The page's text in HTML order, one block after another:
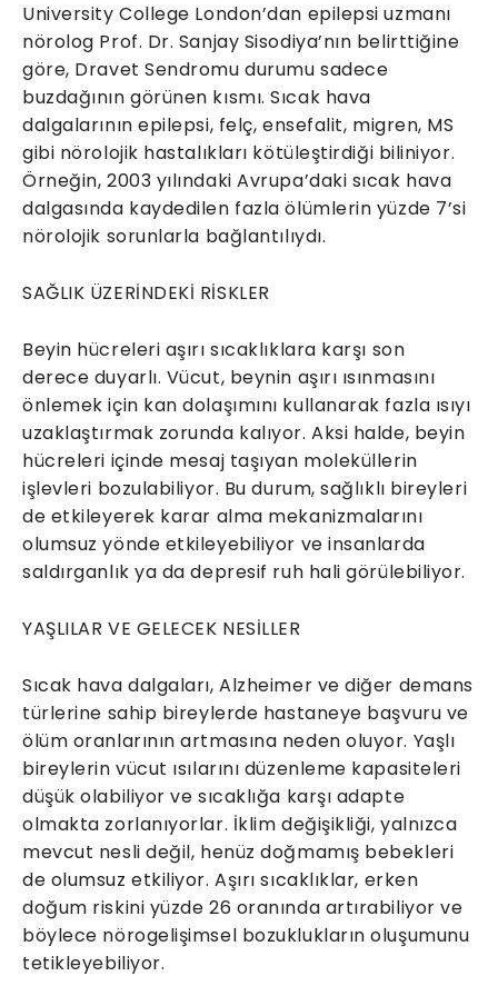
University College London’dan epilepsi uzmanı
nörolog Prof. Dr. Sanjay Sisodiya’nın belirttiğine
göre, Dravet Sendromu durumu sadece
buzdağının görünen kısmı. Sıcak hava
dalgalarının epilepsi, felç, ensefalit, migren, MS
gibi nörolojik hastalıkları kötüleştirdiği biliniyor.
Örneğin, 2003 yılındaki Avrupa’daki sıcak hava
dalgasında kaydedilen fazla ölümlerin yüzde 7’si
nörolojik sorunlarla bağlantılıydı.
SAĞLIK ÜZERİNDEKİ RİSKLER
Beyin hücreleri aşırı sıcaklıklara karşı son
derece duyarlı. Vücut, beynin aşırı ısınmasını
önlemek için kan dolaşımını kullanarak fazla ısıyı
uzaklaştırmak zorunda kalıyor. Aksi halde, beyin
hücreleri içinde mesaj taşıyan moleküllerin
işlevleri bozulabiliyor. Bu durum, sağlıklı bireyleri
de etkileyerek karar alma mekanizmalarını
olumsuz yönde etkileyebiliyor ve insanlarda
saldırganlık ya da depresif ruh hali görülebiliyor.
YAŞLILAR VE GELECEK NESİLLER
Sıcak hava dalgaları, Alzheimer ve diğer demans
türlerine sahip bireylerde hastaneye başvuru ve
ölüm oranlarının artmasına neden oluyor. Yaşlı
bireylerin vücut ısılarını düzenleme kapasiteleri
düşük olabiliyor ve sıcaklığa karşı adapte
olmakta zorlanıyorlar. İklim değişikliği, yalnızca
mevcut nesli değil, henüz doğmamış bebekleri
de olumsuz etkiliyor. Aşırı sıcaklıklar, erken
doğum riskini yüzde 26 oranında artırabiliyor ve
böylece nörogelişimsel bozuklukların oluşumunu
tetikleyebiliyor.